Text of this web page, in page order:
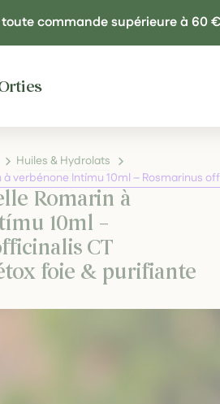
commande supérieure à 60 €
Huiles & Hydrolats
à verbénone Intímu 10ml – Rosmarinus
Romarin à
10ml –
CT
foie & purifiante